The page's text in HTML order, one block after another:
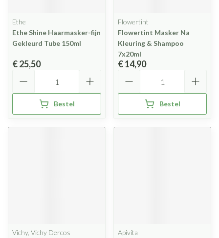
Ethe
Ethe Shine Haarmasker-fijn
Gekleurd Tube 150ml
€ 25,50
Bestel
Flowertint
Flowertint Masker Na
Kleuring & Shampoo
7x20ml
€ 14,90
Bestel
Vichy, Vichy Dercos
Apivita